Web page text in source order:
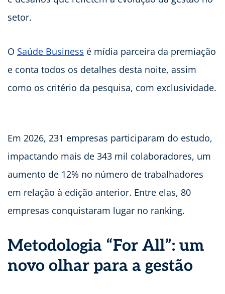
setor.
O Saúde Business é mídia parceira da premiação
e conta todos os detalhes desta noite, assim
como os critério da pesquisa, com exclusividade.
Em 2026, 231 empresas participaram do estudo,
impactando mais de 343 mil colaboradores, um
aumento de 12% no número de trabalhadores
em relação à edição anterior. Entre elas, 80
empresas conquistaram lugar no ranking.
Metodologia “For All”: um
novo olhar para a gestão